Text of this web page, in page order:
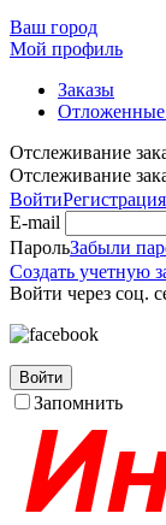
Ваш город
Мой профиль
Заказы
Отложенные
Отслеживание
Отслеживание
ВойтиРегистрация
E-mail
ПарольЗабыли
Создать учетную
Войти через соц.
Войти
Запомнить